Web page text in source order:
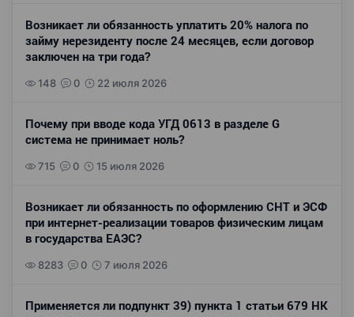
Возникает ли обязанность уплатить 20% налога по
займу нерезиденту после 24 месяцев, если договор
заключен на три года?
148 0 22 июля 2026
Почему при вводе кода УГД 0613 в разделе G
система не принимает ноль?
715 0 15 июля 2026
Возникает ли обязанность по оформлению СНТ и ЭСФ
при интернет-реализации товаров физическим лицам
в государства ЕАЭС?
8283 0 7 июля 2026
Применяется ли подпункт 39) пункта 1 статьи 679 НК